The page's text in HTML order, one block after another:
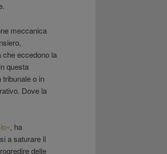
meccanica
che eccedono la
questa
o in
Dove la
, ha
a saturare il
delle